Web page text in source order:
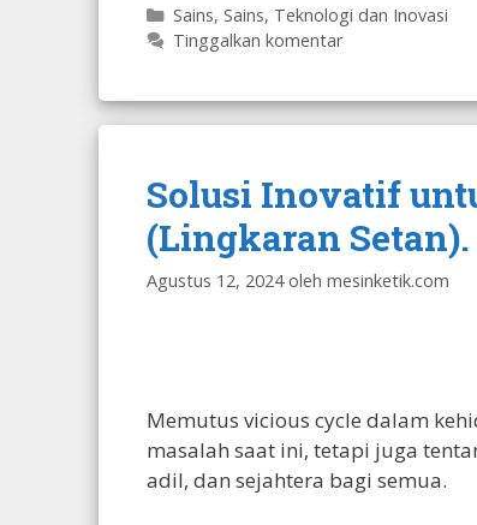
Kategori
Sains, Sains, Teknologi dan Inovasi
Tinggalkan komentar
Solusi Inovatif
(Lingkaran Setan).
Agustus 12, 2024 oleh mesinketik.com
Memutus vicious cycle dalam
masalah saat ini, tetapi juga
adil, dan sejahtera bagi semua.